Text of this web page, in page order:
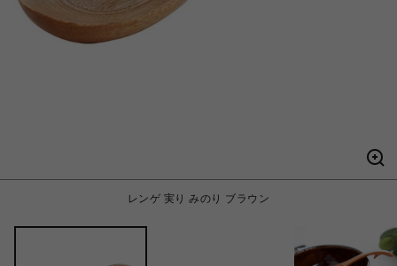
レンゲ 実り みのり ブラウン